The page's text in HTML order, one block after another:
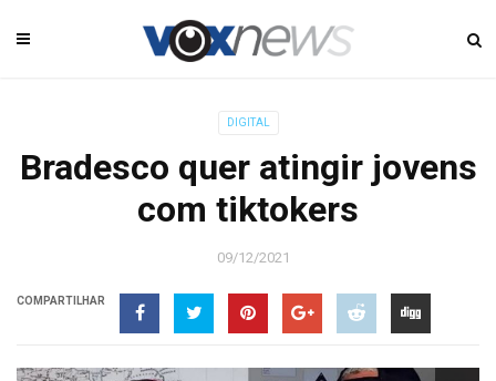
DIGITAL
Bradesco quer atingir jovens
com tiktokers
09/12/2021
COMPARTILHAR